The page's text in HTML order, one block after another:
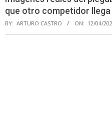
que otro competidor
BY: ARTURO CASTRO ON: 12/04/